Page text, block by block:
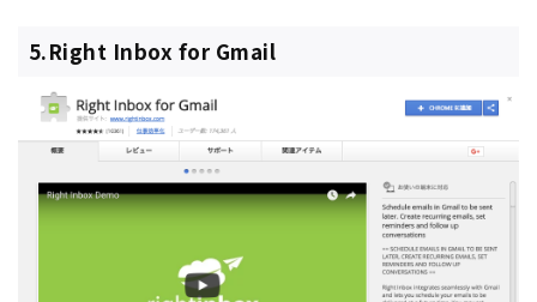
5.Right Inbox for Gmail